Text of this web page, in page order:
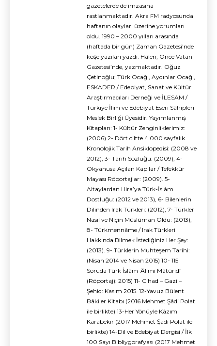
gazetelerde de imzasına
rastlanmaktadır. Akra FM radyosunda
haftanın olayları üzerine yorumları
oldu. 1990 – 2000 yılları arasında
(haftada bir gün) Zaman Gazetesi’nde
köşe yazıları yazdı. Hâlen; Önce Vatan
Gazetesi’nde, yazmaktadır. Oğuz
Çetinoğlu; Türk Ocağı, Aydınlar Ocağı,
ESKADER / Edebiyat, Sanat ve Kültür
Araştırmacıları Derneği ve İLESAM /
Türkiye İlim ve Edebiyat Eseri Sâhipleri
Meslek Birliği Üyesidir. Yayımlanmış
Kitapları: 1- Kültür Zenginliklerimiz:
(2006) 2- Dört ciltte 4.000 sayfalık
Kronolojik Tarih Ansiklopedisi: (2008 ve
2012), 3- Tarih Sözlüğü: (2009), 4-
Okyanusa Açılan Kapılar / Tefekkür
Mayası Röportajlar: (2009). 5-
Altaylardan Hira’ya Türk-İslâm
Dostluğu: (2012 ve 2013), 6- Bilenlerin
Dilinden Irak Türkleri: (2012), 7- Türkler
Nasıl ve Niçin Müslüman Oldu: (2013),
8- Türkmennâme / Irak Türkleri
Hakkında Bilmek İstediğiniz Her Şey:
(2013). 9- Türklerin Muhteşem Tarihi:
(Nisan 2014 ve Nisan 2015) 10- 115
Soruda Türk İslâm-Âlimi Mâtüridî
(Röportaj): 2015) 11- Cihad – Gazi –
Şehid: Kasım 2015. 12-Yavuz Bülent
Bâkiler Kitabı (2016 Mehmet Şâdi Polat
ile birlikte) 13-Her Yönüyle Kâzım
Karabekir (2017 Mehmet Şadi Polat ile
birlikte) 14-Dil ve Edebiyat Dergisi / İlk
100 Sayı Bibliygorafyası (2017 Mehmet